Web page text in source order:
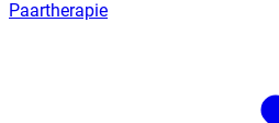
Paartherapie